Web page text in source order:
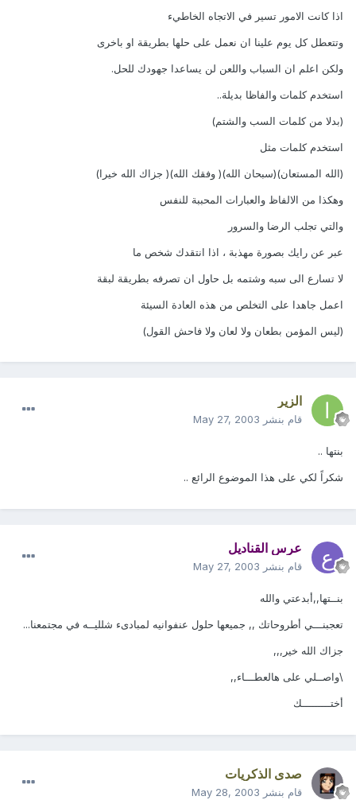
اذا كانت الامور تسير في الاتجاه الخاطيء
وتتعطل كل يوم علينا ان نعمل على حلها بطريقة او باخرى
ولكن اعلم ان السباب واللعن لن يساعدا جهودك للحل.
استخدم كلمات والفاظا بديلة..
(بدلا من كلمات السب والشتم)
استخدم كلمات مثل
(الله المستعان)(سبحان الله)( وفقك الله)( جزاك الله خيرا)
وهكذا من الالفاظ والعبارات المحببة للنفس
والتي تجلب الرضا والسرور
عبر عن رايك بصورة مهذبة ، اذا انتقدك شخص ما
لا تسارع الى سبه وشتمه بل حاول ان تصرفه بطريقة لبقة
اعمل جاهدا على التخلص من هذه العادة السيئة
(ليس المؤمن بطعان ولا لعان ولا فاحش القول)
الزير
قام بنشر May 27, 2003
بنتها ..
شكراً لكي على هذا الموضوع الرائع ..
عرس القناديل
قام بنشر May 27, 2003
بنــتها,,أبدعتي والله
تعجبنـــي أطروحاتك ,, جميعها حلول عنفوانيه لمبادىء شلليــه في مجتمعنا...
جزاك الله خير,,,
\واصــلي على هالعطـــاء,,
أختـــــــــك
صدى الذكريات
قام بنشر May 28, 2003